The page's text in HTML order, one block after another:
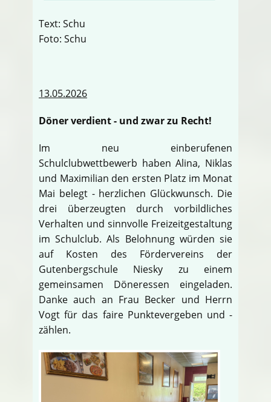
Text: Schu
Foto: Schu
13.05.2026
Döner verdient - und zwar zu Recht!
Im neu einberufenen
Schulclubwettbewerb haben Alina, Niklas
und Maximilian den ersten Platz im Monat
Mai belegt - herzlichen Glückwunsch. Die
drei überzeugten durch vorbildliches
Verhalten und sinnvolle Freizeitgestaltung
im Schulclub. Als Belohnung würden sie
auf Kosten des Fördervereins der
Gutenbergschule Niesky zu einem
gemeinsamen Döneressen eingeladen.
Danke auch an Frau Becker und Herrn
Vogt für das faire Punktevergeben und -
zählen.